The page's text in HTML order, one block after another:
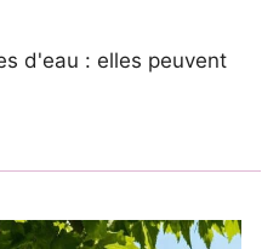
d'eau : elles peuvent